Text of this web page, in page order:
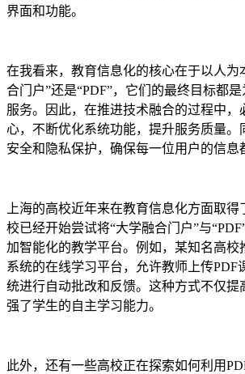
界面和功能。
在我看来，教育信息化的核心在于以人为
合门户”还是“PDF”，它们的最终目标都
服务。因此，在推进技术融合的过程中，
心，不断优化系统功能，提升服务质量。
安全和隐私保护，确保每一位用户的信息
上海的高校近年来在教育信息化方面取
校已经开始尝试将“大学融合门户”与
加智能化的教学平台。例如，某知名高校
系统的在线学习平台，允许教师上传PDF
统进行自动批改和反馈。这种方式不仅提
强了学生的自主学习能力。
此外，还有一些高校正在探索如何利用